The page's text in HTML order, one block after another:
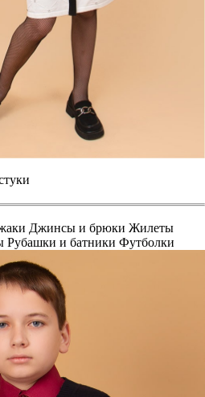
Джинсы и брюки Жилеты
Рубашки и батники Футболки